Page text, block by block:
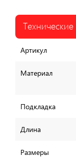
Технические
Артикул
Материал
Подкладка
Длина
Размеры